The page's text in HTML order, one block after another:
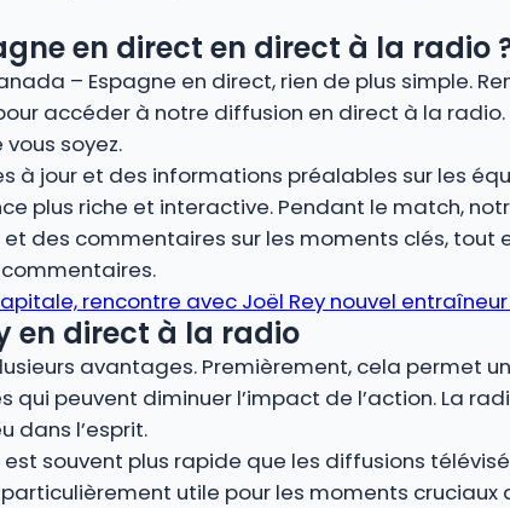
en direct en direct à la radio
– Espagne en direct, rien de plus simple.
accéder à notre diffusion en direct à la
soyez.
à jour et des informations préalables sur les
plus riche et interactive. Pendant le match,
des commentaires sur les moments clés,
rencontre avec Joël Rey nouvel
en direct à la radio
avantages. Premièrement, cela permet
peuvent diminuer l’impact de l’action. La
dans l’esprit.
souvent plus rapide que les diffusions
utile pour les moments cruciaux